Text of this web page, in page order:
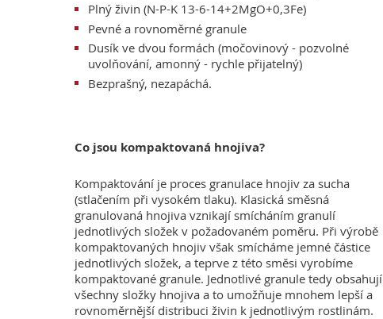
Plný živin (N-P-K 13-6-14+2MgO+0,3Fe)
Pevné a rovnoměrné granule
Dusík ve dvou formách (močovinový - pozvolné
uvolňování, amonný - rychle přijatelný)
Bezprašný, nezapáchá.
Co jsou kompaktovaná hnojiva?
Kompaktování je proces granulace hnojiv za sucha
(stlačením při vysokém tlaku). Klasická směsná
granulovaná hnojiva vznikají smícháním granulí
jednotlivých složek v požadovaném poměru. Při výrobě
kompaktovaných hnojiv však smícháme jemné částice
jednotlivých složek, a teprve z této směsi vyrobíme
kompaktované granule. Jednotlivé granule tedy obsahují
všechny složky hnojiva a to umožňuje mnohem lepší a
rovnoměrnější distribuci živin k jednotlivým rostlinám.